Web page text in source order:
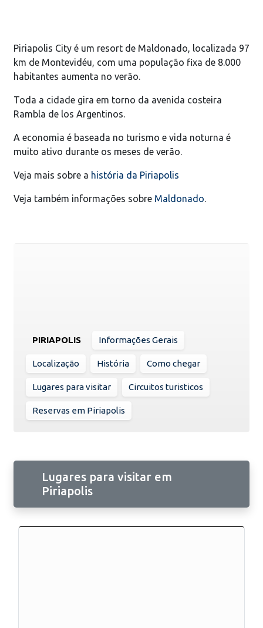
Piriapolis City é um resort de Maldonado, localizada 97
km de Montevidéu, com uma população fixa de 8.000
habitantes aumenta no verão.
Toda a cidade gira em torno da avenida costeira
Rambla de los Argentinos.
A economia é baseada no turismo e vida noturna é
muito ativo durante os meses de verão.
Veja mais sobre a história da Piriapolis
Veja também informações sobre Maldonado.
PIRIAPOLIS Informações Gerais
Localização História Como chegar
Lugares para visitar Circuitos turisticos
Reservas em Piriapolis
Lugares para visitar em
Piriapolis